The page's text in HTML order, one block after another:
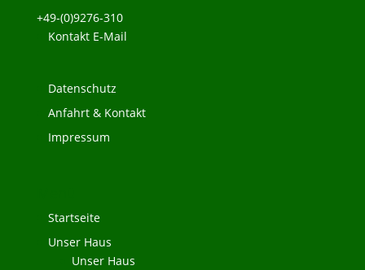
+49-(0)9276-310
Kontakt E-Mail
Datenschutz
Anfahrt & Kontakt
Impressum
Startseite
Unser Haus
Unser Haus